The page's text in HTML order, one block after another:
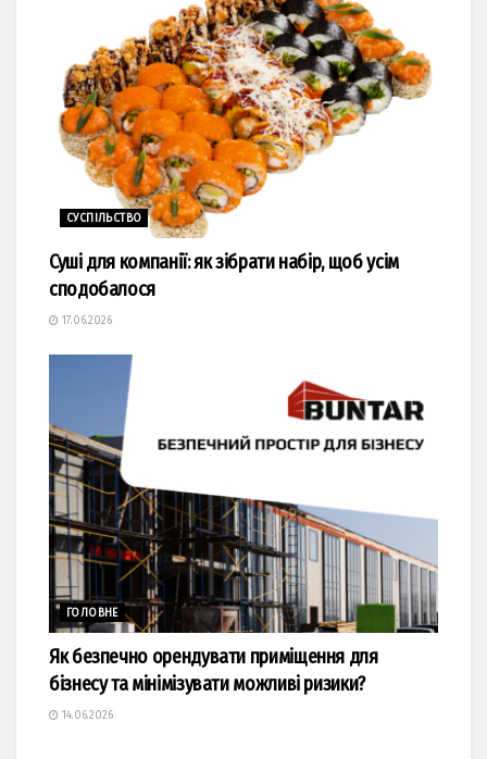
СУСПІЛЬСТВО
Суші для компанії: як зібрати набір, щоб усім
сподобалося
17.06.2026
ГОЛОВНЕ
Як безпечно орендувати приміщення для
бізнесу та мінімізувати можливі ризики?
14.06.2026